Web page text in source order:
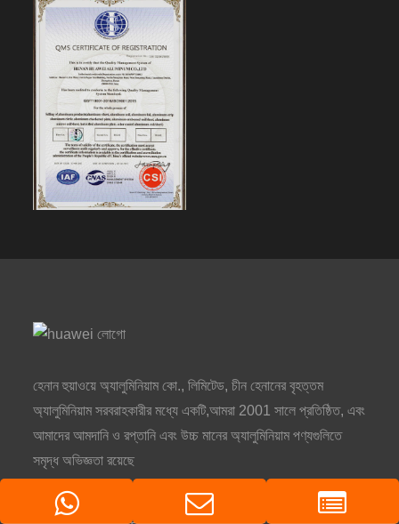
হেনান হুয়াওয়ে অ্যালুমিনিয়াম কো., লিমিটেড, চীন হেনানের বৃহত্তম
অ্যালুমিনিয়াম সরবরাহকারীর মধ্যে একটি,আমরা 2001 সালে প্রতিষ্ঠিত, এবং
আমাদের আমদানি ও রপ্তানি এবং উচ্চ মানের অ্যালুমিনিয়াম পণ্যগুলিতে
সমৃদ্ধ অভিজ্ঞতা রয়েছে
খোলার সময়: